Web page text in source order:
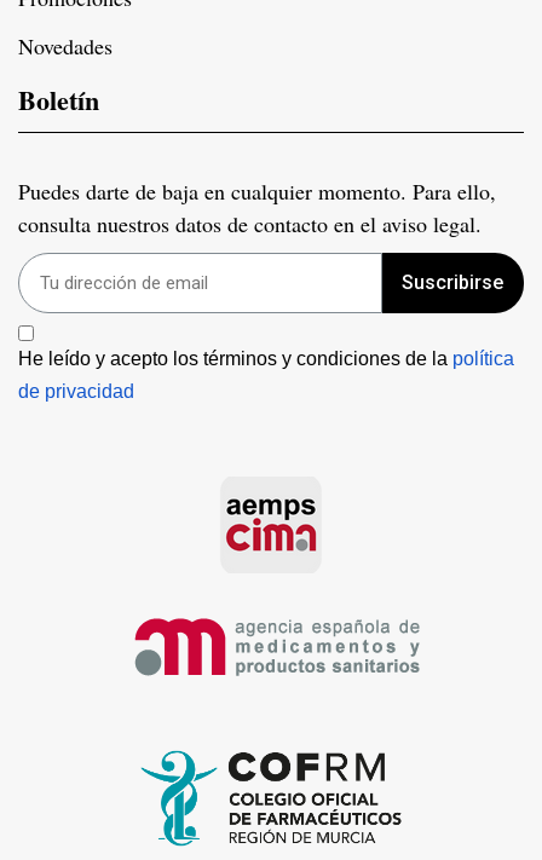
Novedades
Boletín
Puedes darte de baja en cualquier momento. Para ello,
consulta nuestros datos de contacto en el aviso legal.
Suscribirse
He leído y acepto los términos y condiciones de la política
de privacidad